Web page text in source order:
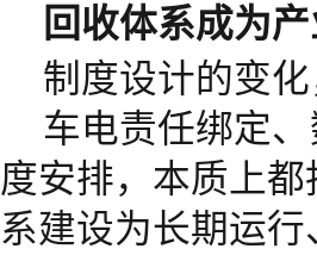
回收体系成为
制度设计的变
车电责任绑定
度安排，本质上
系建设为长期运